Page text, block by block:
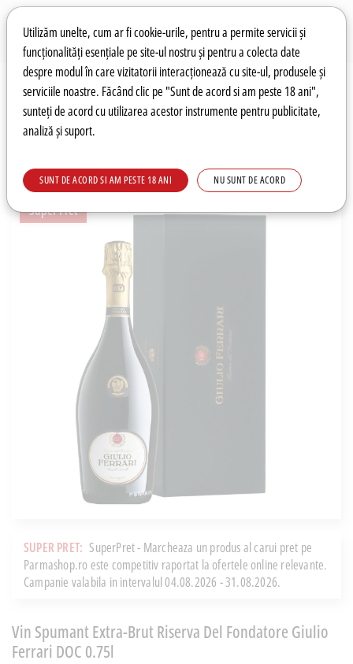
Preferințe pentru cookie-uri
Utilizăm unelte, cum ar fi cookie-urile, pentru a permite servicii și
funcționalități esențiale pe site-ul nostru și pentru a colecta date
despre modul în care vizitatorii interacționează cu site-ul, produsele și
serviciile noastre. Făcând clic pe "Sunt de acord si am peste 18 ani",
sunteți de acord cu utilizarea acestor instrumente pentru publicitate,
analiză și suport.
SUNT DE ACORD SI AM PESTE 18 ANI NU SUNT DE ACORD
Wishlist Autentificare
Super Pret
SUPER PRET: SuperPret - Marcheaza un produs al carui pret pe
Parmashop.ro este competitiv raportat la ofertele online relevante.
Campanie valabila in intervalul 04.08.2026 - 31.08.2026.
Vin Spumant Extra-Brut Riserva Del Fondatore Giulio
Ferrari DOC 0.75l